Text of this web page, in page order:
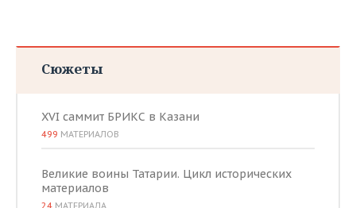
Сюжеты
XVI саммит БРИКС в Казани
499 МАТЕРИАЛОВ
Великие воины Татарии. Цикл исторических
материалов
24 МАТЕРИАЛА